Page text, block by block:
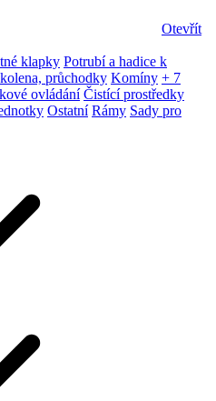
Otevřít
klapky Potrubí a hadice k
průchodky Komíny + 7
ovládání Čistící prostředky
Ostatní Rámy Sady pro